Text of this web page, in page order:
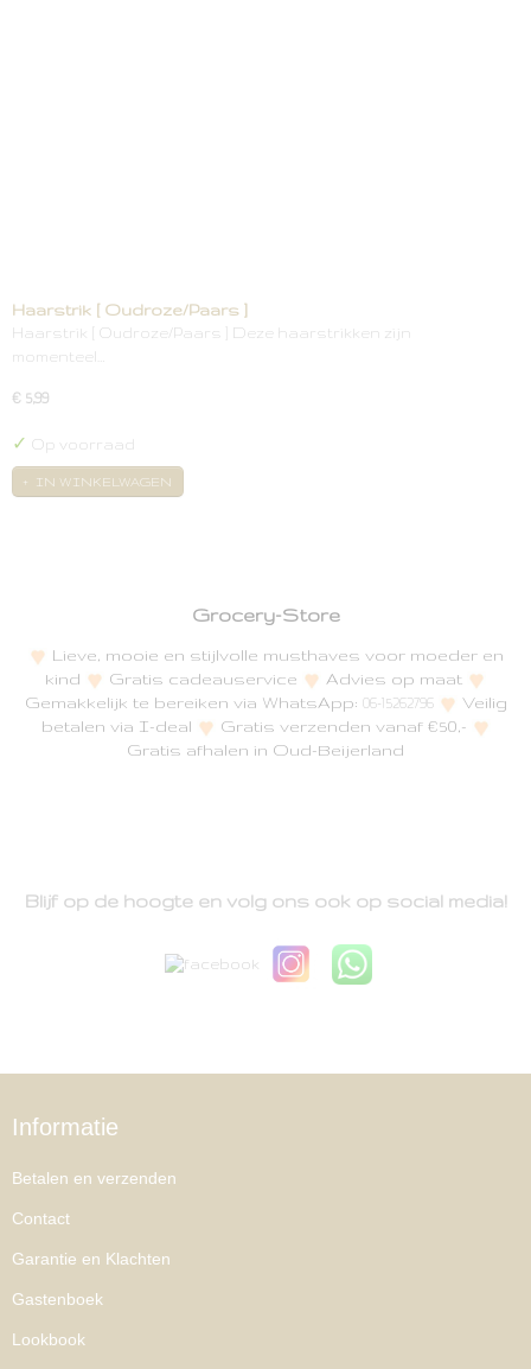
Haarstrik [ Oudroze/Paars ]
Haarstrik [ Oudroze/Paars ] Deze haarstrikken zijn
momenteel…
€ 5,99
✓ Op voorraad
IN WINKELWAGEN
Grocery-Store
Lieve, mooie en stijlvolle musthaves voor moeder en
kind
Gratis cadeauservice
Advies op maat
Gemakkelijk te bereiken via WhatsApp: 06-15262796
Veilig
betalen via I-deal
Gratis verzenden vanaf €50,-
Gratis afhalen in Oud-Beijerland
Blijf op de hoogte en volg ons ook op social media!
Informatie
Betalen en verzenden
Contact
Garantie en Klachten
Gastenboek
Lookbook